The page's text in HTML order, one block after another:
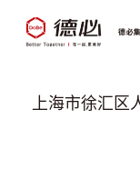
上海市徐汇